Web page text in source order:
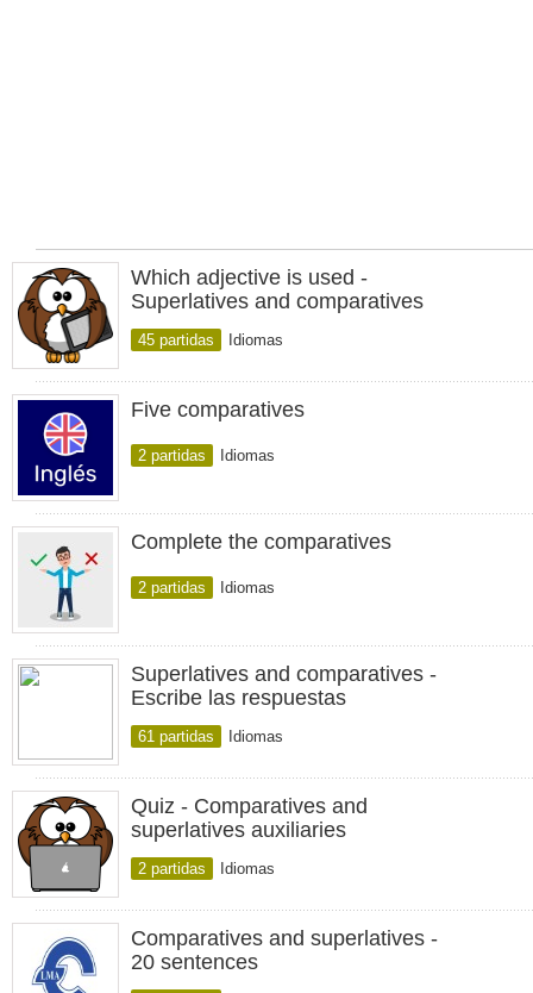
Which adjective is used -
Superlatives and comparatives
45 partidas Idiomas
Five comparatives
2 partidas Idiomas
Complete the comparatives
2 partidas Idiomas
Superlatives and comparatives -
Escribe las respuestas
61 partidas Idiomas
Quiz - Comparatives and
superlatives auxiliaries
2 partidas Idiomas
Comparatives and superlatives -
20 sentences